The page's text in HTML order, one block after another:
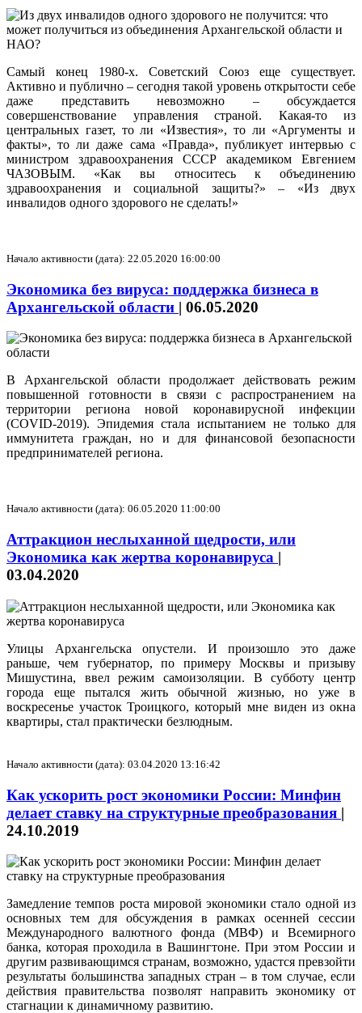
Самый конец 1980-х. Советский Союз еще существует.
Активно и публично – сегодня такой уровень открытости себе
даже представить невозможно – обсуждается
совершенствование управления страной. Какая-то из
центральных газет, то ли «Известия», то ли «Аргументы и
факты», то ли даже сама «Правда», публикует интервью с
министром здравоохранения СССР академиком Евгением
ЧАЗОВЫМ. «Как вы относитесь к объединению
здравоохранения и социальной защиты?» – «Из двух
инвалидов одного здорового не сделать!»
Начало активности (дата): 22.05.2020 16:00:00
Экономика без вируса: поддержка бизнеса в
Архангельской области | 06.05.2020
В Архангельской области продолжает действовать режим
повышенной готовности в связи с распространением на
территории региона новой коронавирусной инфекции
(COVID-2019). Эпидемия стала испытанием не только для
иммунитета граждан, но и для финансовой безопасности
предпринимателей региона.
Начало активности (дата): 06.05.2020 11:00:00
Аттракцион неслыханной щедрости, или
Экономика как жертва коронавируса |
03.04.2020
Улицы Архангельска опустели. И произошло это даже
раньше, чем губернатор, по примеру Москвы и призыву
Мишустина, ввел режим самоизоляции. В субботу центр
города еще пытался жить обычной жизнью, но уже в
воскресенье участок Троицкого, который мне виден из окна
квартиры, стал практически безлюдным.
Начало активности (дата): 03.04.2020 13:16:42
Как ускорить рост экономики России: Минфин
делает ставку на структурные преобразования |
24.10.2019
Замедление темпов роста мировой экономики стало одной из
основных тем для обсуждения в рамках осенней сессии
Международного валютного фонда (МВФ) и Всемирного
банка, которая проходила в Вашингтоне. При этом России и
другим развивающимся странам, возможно, удастся превзойти
результаты большинства западных стран – в том случае, если
действия правительства позволят направить экономику от
стагнации к динамичному развитию.